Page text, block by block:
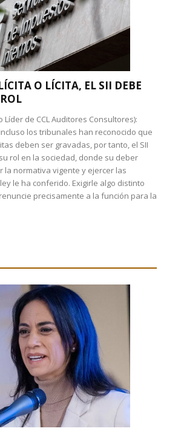
O LÍCITA, EL SII DEBE
Líder de CCL Auditores Consultores):
los tribunales han reconocido que
deben ser gravadas, por tanto, el SII
rol en la sociedad, donde su deber
la normativa vigente y ejercer las
le ha conferido. Exigirle algo distinto
precisamente a la función para la